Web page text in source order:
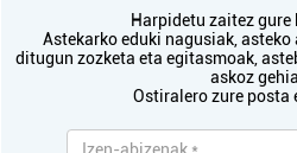
Harpidetu zaitez
Astekarko eduki nagusiak,
ditugun zozketa eta egitasmoak,
askoz
Ostiralero zure posta